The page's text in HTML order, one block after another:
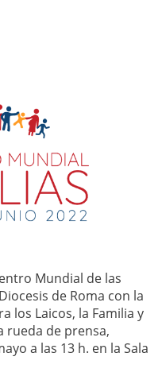
Mundial de las
de Roma con la
los Laicos, la Familia y
rueda de prensa,
a las 13 h. en la Sala